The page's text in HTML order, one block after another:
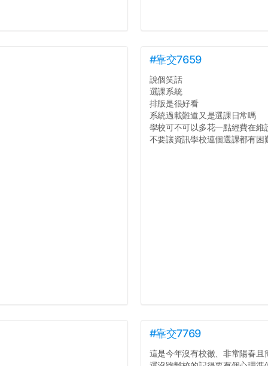
#靠交7659
說個笑話
選課系統
排版是很好看
系統過載難道又是選課日常嗎
學校可不可以多花一點經費在維
不要讓資訊學校連個選課都有困
#靠交7769
這是今年沒有校徽、非常陽春且